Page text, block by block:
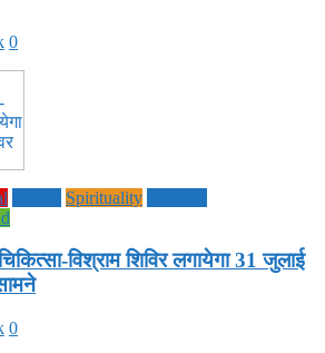
0
Spirituality
विश्राम शिविर लगायेगा 31 जुलाई
0